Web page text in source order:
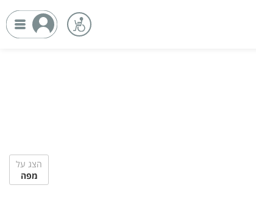
הצג על
מפה